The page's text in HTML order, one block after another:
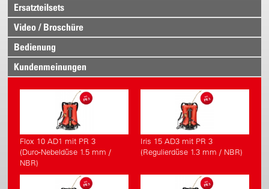
Ersatzteilsets
Video / Broschüre
Bedienung
Kundenmeinungen
Flox 10 AD1 mit PR 3
(Duro-Nebeldüse 1.5 mm /
NBR)
Iris 15 AD3 mit PR 3
(Regulierdüse 1.3 mm / NBR)